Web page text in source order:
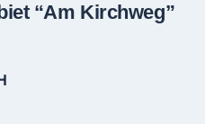
“Am Kirchweg”